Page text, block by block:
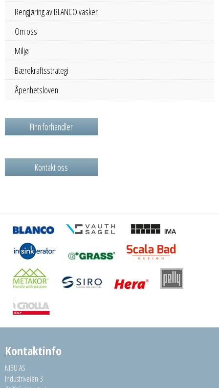
Rengjøring av BLANCO vasker
Om oss
Miljø
Bærekraftsstrategi
Åpenhetsloven
Finn forhandler
Kontakt oss
Kontaktinfo
NIBU AS
Industriveien 3